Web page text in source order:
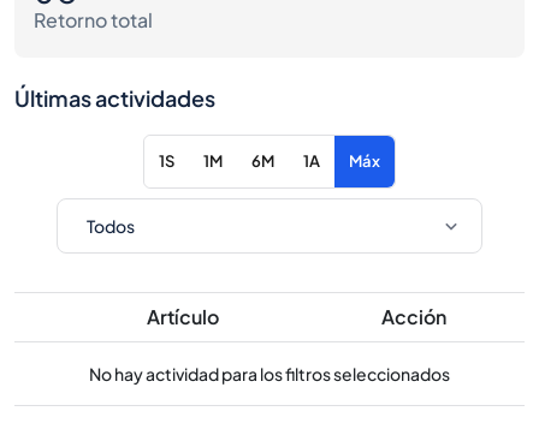
Retorno total
Últimas actividades
1S 1M 6M 1A Máx
Artículo Acción
No hay actividad para los filtros seleccionados